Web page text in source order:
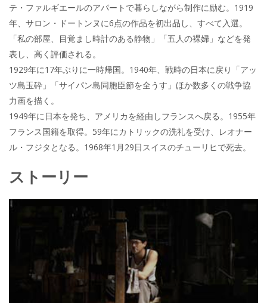
テ・ファルギエールのアパートで暮らしながら制作に励む。1919
年、サロン・ドートンヌに6点の作品を初出品し、すべて入選。
「私の部屋、目覚まし時計のある静物」「五人の裸婦」などを発
表し、高く評価される。
1929年に17年ぶりに一時帰国。1940年、戦時の日本に戻り「アッ
ツ島玉砕」「サイパン島同胞臣節を全うす」ほか数多くの戦争協
力画を描く。
1949年に日本を発ち、アメリカを経由しフランスへ戻る。1955年
フランス国籍を取得。59年にカトリックの洗礼を受け、レオナー
ル・フジタとなる。1968年1月29日スイスのチューリヒで死去。
ストーリー